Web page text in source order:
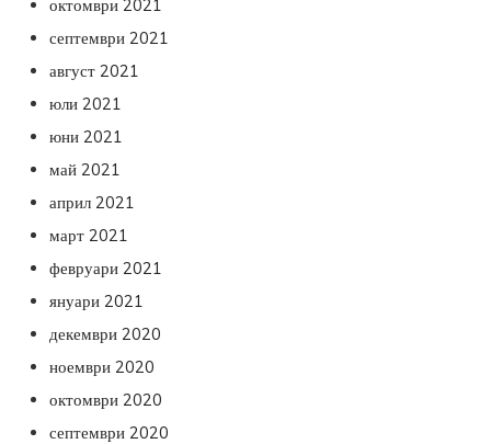
октомври 2021
септември 2021
август 2021
юли 2021
юни 2021
май 2021
април 2021
март 2021
февруари 2021
януари 2021
декември 2020
ноември 2020
октомври 2020
септември 2020